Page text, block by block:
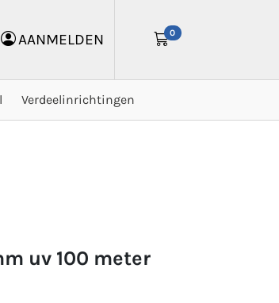
AANMELDEN 0
Verdeelinrichtingen
uv 100 meter